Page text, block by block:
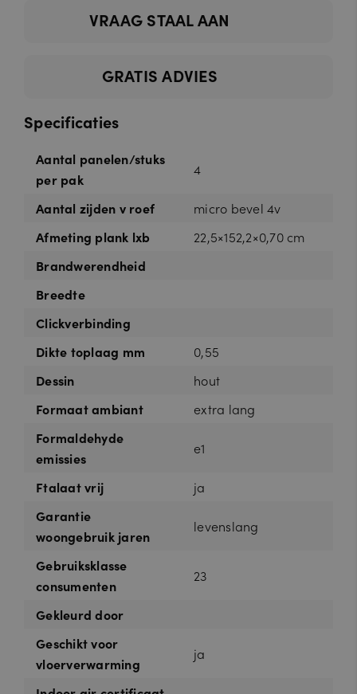
VRAAG STAAL AAN
GRATIS ADVIES
Specificaties
Aantal panelen/stuks
per pak
4
Aantal zijden v roef
micro bevel 4v
Afmeting plank lxb
22,5×152,2×0,70 cm
Brandwerendheid
Breedte
Clickverbinding
Dikte toplaag mm
0,55
Dessin
hout
Formaat ambiant
extra lang
Formaldehyde
emissies
e1
Ftalaat vrij
ja
Garantie
woongebruik jaren
levenslang
Gebruiksklasse
consumenten
23
Gekleurd door
Geschikt voor
vloerverwarming
ja